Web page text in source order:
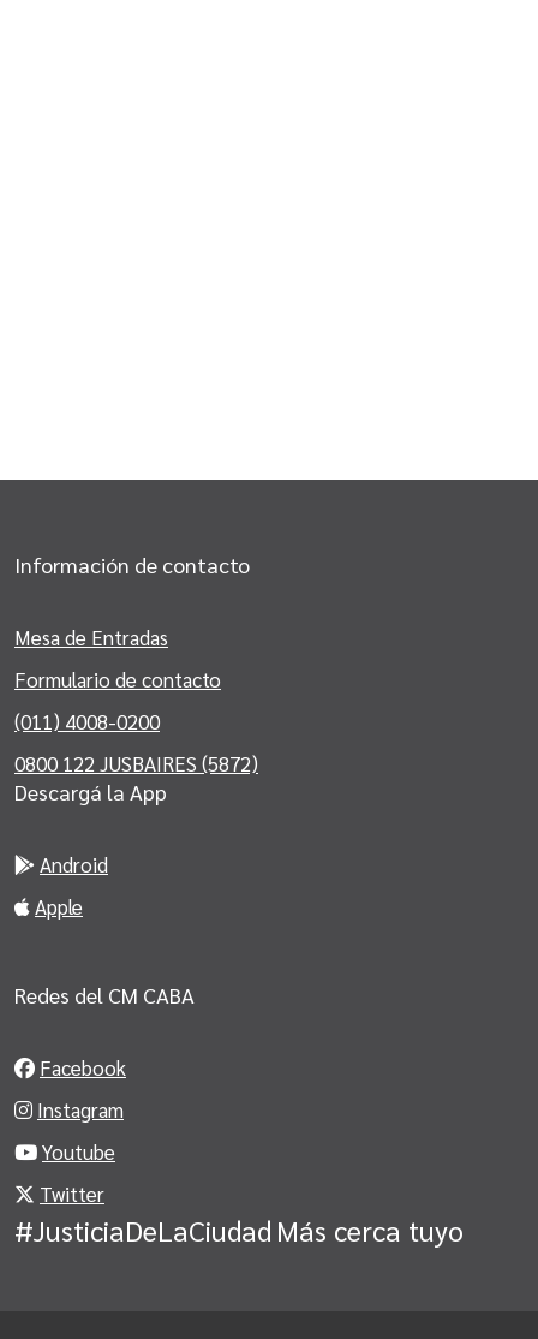
Información de contacto
Mesa de Entradas
Formulario de contacto
(011) 4008-0200
0800 122 JUSBAIRES (5872)
Descargá la App
Android
Apple
Redes del CM CABA
Facebook
Instagram
Youtube
Twitter
#JusticiaDeLaCiudad Más cerca tuyo